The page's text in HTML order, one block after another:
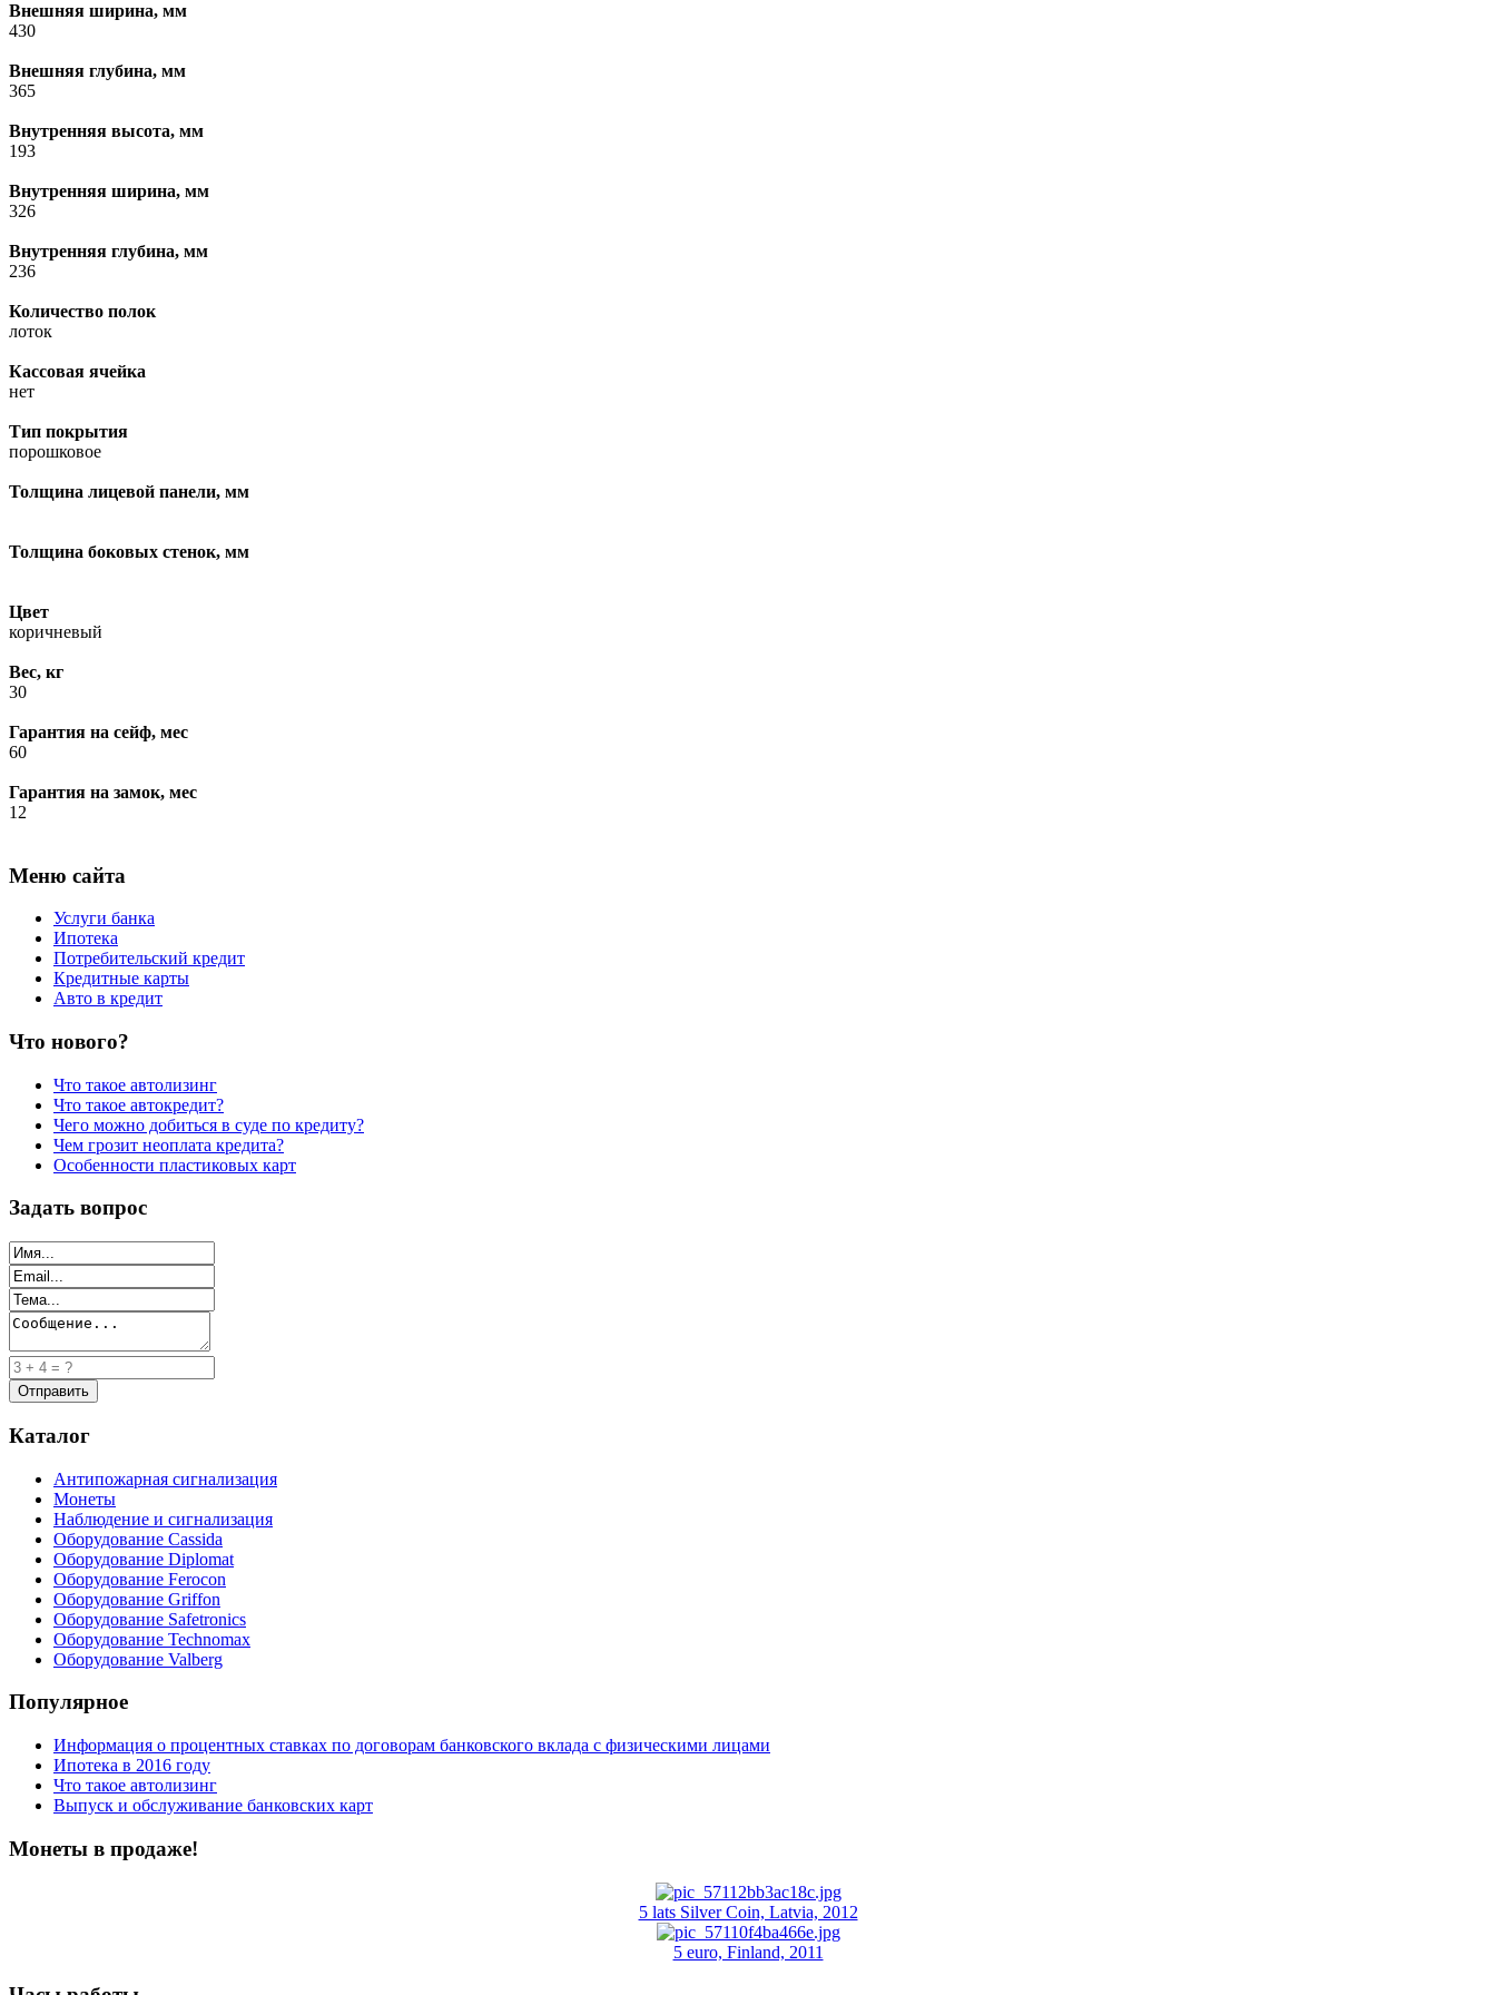
Внешняя ширина, мм
430
Внешняя глубина, мм
365
Внутренняя высота, мм
193
Внутренняя ширина, мм
326
Внутренняя глубина, мм
236
Количество полок
лоток
Кассовая ячейка
нет
Тип покрытия
порошковое
Толщина лицевой панели, мм
Толщина боковых стенок, мм
Цвет
коричневый
Вес, кг
30
Гарантия на сейф, мес
60
Гарантия на замок, мес
12
Меню сайта
Услуги банка
Ипотека
Потребительский кредит
Кредитные карты
Авто в кредит
Что нового?
Что такое автолизинг
Что такое автокредит?
Чего можно добиться в суде по кредиту?
Чем грозит неоплата кредита?
Особенности пластиковых карт
Задать вопрос
Каталог
Антипожарная сигнализация
Монеты
Наблюдение и сигнализация
Оборудование Cassida
Оборудование Diplomat
Оборудование Ferocon
Оборудование Griffon
Оборудование Safetronics
Оборудование Technomax
Оборудование Valberg
Популярное
Информация о процентных ставках по договорам банковского вклада с физическими лицами
Ипотека в 2016 году
Что такое автолизинг
Выпуск и обслуживание банковских карт
Монеты в продаже!
5 lats Silver Coin, Latvia, 2012
5 euro, Finland, 2011